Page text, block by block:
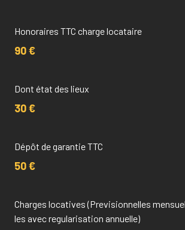
Honoraires TTC charge locataire
90 €
Dont état des lieux
30 €
Dépôt de garantie TTC
50 €
Charges locatives (Previsionnelles
les avec regularisation annuelle)